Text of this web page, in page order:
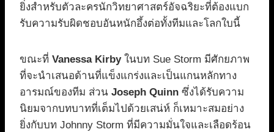
ยิ่งสำหรับตัวละครนักวิทยาศาสตร์อัจฉริยะที่ต้องแบก
รับความรับผิดชอบอันหนักอึ้งต่อทั้งทีมและโลกใบนี้
ขณะที่ Vanessa Kirbyในบท Sue Storm มีศักยภาพ
ที่จะนำเสนอด้านที่แข็งแกร่งและเป็นแกนหลักทาง
อารมณ์ของทีม ส่วน Joseph Quinn ซึ่งได้รับความ
นิยมจากบทบาทที่เต็มไปด้วยเสน่ห์ ก็เหมาะสมอย่าง
ยิ่งกับบท Johnny Storm ที่มีความมั่นใจและเลือดร้อน